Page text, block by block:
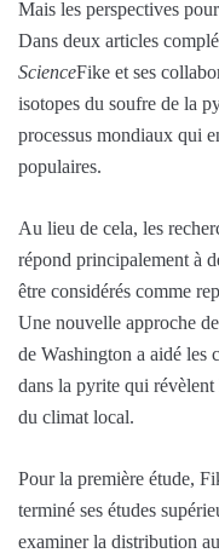
Mais les perspectives
Dans deux articles
ScienceFike et ses
isotopes du soufre de la
processus mondiaux qui
populaires.
Au lieu de cela, les
répond principalement à
être considérés comme
Une nouvelle approche
de Washington a aidé les
dans la pyrite qui
du climat local.
Pour la première étude,
terminé ses études
examiner la distribution